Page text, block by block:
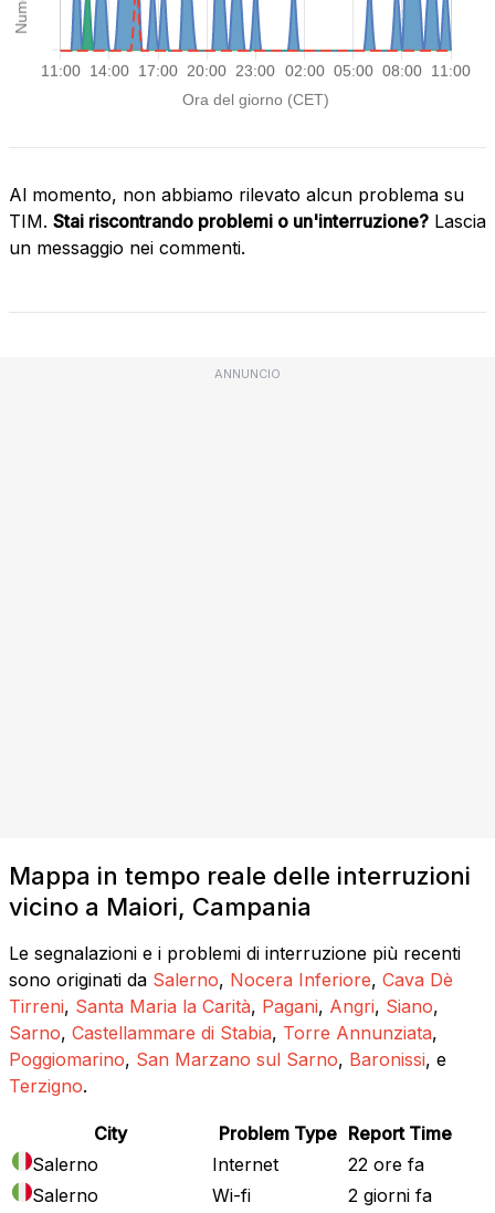
Al momento, non abbiamo rilevato alcun problema su
TIM. Stai riscontrando problemi o un'interruzione? Lascia
un messaggio nei commenti.
ANNUNCIO
Mappa in tempo reale delle interruzioni
vicino a Maiori, Campania
Le segnalazioni e i problemi di interruzione più recenti
sono originati da Salerno, Nocera Inferiore, Cava Dè
Tirreni, Santa Maria la Carità, Pagani, Angri, Siano,
Sarno, Castellammare di Stabia, Torre Annunziata,
Poggiomarino, San Marzano sul Sarno, Baronissi, e
Terzigno.
City Problem Type Report Time
Salerno
Internet
22 ore fa
Salerno
Wi-fi
2 giorni fa